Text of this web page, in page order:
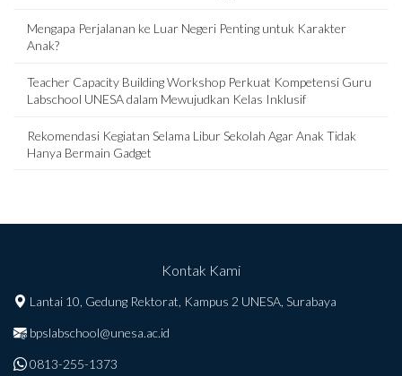
Mengapa Perjalanan ke Luar Negeri Penting untuk Karakter
Anak?
Teacher Capacity Building Workshop Perkuat Kompetensi Guru
Labschool UNESA dalam Mewujudkan Kelas Inklusif
Rekomendasi Kegiatan Selama Libur Sekolah Agar Anak Tidak
Hanya Bermain Gadget
Kontak Kami
Lantai 10, Gedung Rektorat, Kampus 2 UNESA, Surabaya
bpslabschool@unesa.ac.id
0813-255-1373